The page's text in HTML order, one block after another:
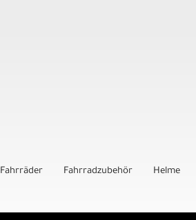
Fahrräder Fahrradzubehör Helme